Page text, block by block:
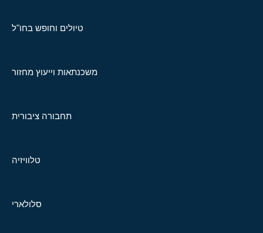
טיולים וחופש בחו"ל
משכנתאות וייעוץ מחזור
תחבורה ציבורית
טלוויזיה
סלולארי